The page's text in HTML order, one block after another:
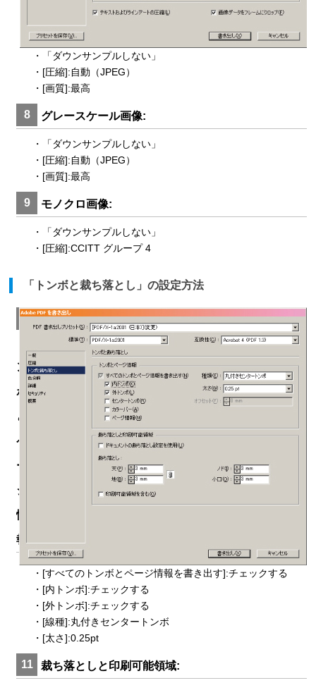
・「ダウンサンプルしない」
・[圧縮]:自動（JPEG）
・[画質]:最高
8 グレースケール画像:
・「ダウンサンプルしない」
・[圧縮]:自動（JPEG）
・[画質]:最高
9 モノクロ画像:
・「ダウンサンプルしない」
・[圧縮]:CCITT グループ 4
「トンボと裁ち落とし」の設定方法
10
ン
ボ
と
ペ
ー
ジ
情
報:
・[すべてのトンボとページ情報を書き出す]:チェックする
・[内トンボ]:チェックする
・[外トンボ]:チェックする
・[線種]:丸付きセンタートンボ
・[太さ]:0.25pt
11 裁ち落としと印刷可能領域: